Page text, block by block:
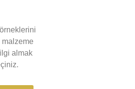
malzeme
almak